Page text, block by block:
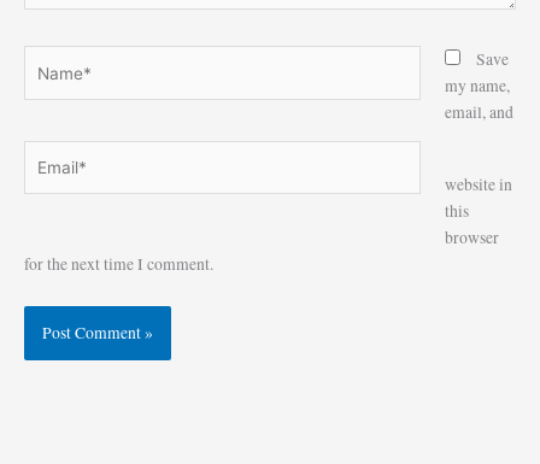
Save
my name,
email, and
website in
this
browser
for the next time I comment.